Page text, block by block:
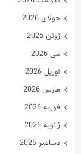
جولای 2026
ژوئن 2026
می 2026
آوریل 2026
مارس 2026
فوریه 2026
ژانویه 2026
دسامبر 2025